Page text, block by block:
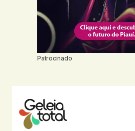
Patrocinado